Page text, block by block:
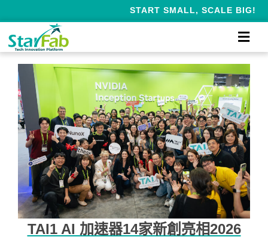
START SMALL, SCALE BIG!
TAI1 AI 加速器14家新創亮相2026